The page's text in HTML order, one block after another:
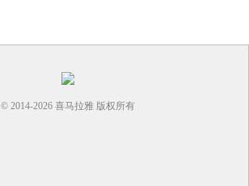
© 2014-2026 喜马拉雅 版权所有